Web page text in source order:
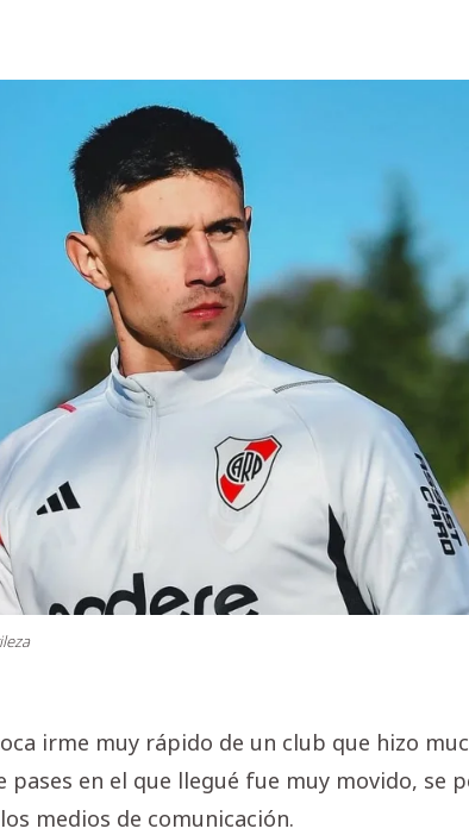
irme muy rápido de un club que hizo
en el que llegué fue muy movido, se
medios de comunicación.